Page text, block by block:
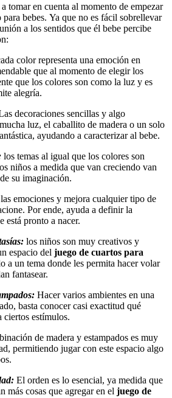
tomar en cuenta al momento de empezar
bebes. Ya que no es fácil sobrellevar
a los sentidos que él bebe percibe
color representa una emoción en
que al momento de elegir los
que los colores son como la luz y es
alegría.
decoraciones sencillas y algo
luz, el caballito de madera o un solo
ayudando a caracterizar al bebe.
los temas al igual que los colores son
niños a medida que van creciendo van
su imaginación.
emociones y mejora cualquier tipo de
Por ende, ayuda a definir la
está pronto a nacer.
los niños son muy creativos y
espacio del juego de cuartos para
a un tema donde les permita hacer volar
fantasear.
Hacer varios ambientes en una
basta conocer casi exactitud qué
ciertos estímulos.
de madera y estampados es muy
permitiendo jugar con este espacio algo
El orden es lo esencial, ya medida que
más cosas que agregar en el juego de